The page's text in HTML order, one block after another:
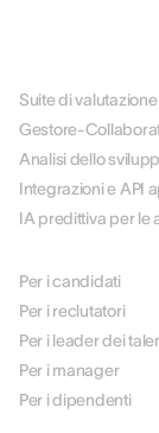
Suite di
Gestore-
Analisi dello
Integrazioni e API
IA predittiva per le
Per i candidati
Per i reclutatori
Per i leader dei
Per i manager
Per i dipendenti